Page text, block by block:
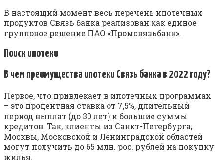
В настоящий момент весь перечень ипотечных
продуктов Связь банка реализован как единое
групповое решение ПАО «‎Промсвязьбанк»‎.
Поиск ипотеки
В чем преимущества ипотеки Связь банка в 2022 году?
Первое, что привлекает в ипотечных программах
– это процентная ставка от 7,5%, длительный
период выплат (до 30 лет) и большие суммы
кредитов. Так, клиенты из Санкт-Петербурга,
Москвы, Московской и Ленинградской областей
могут получить до 65 млн. рос. рублей на покупку
жилья.